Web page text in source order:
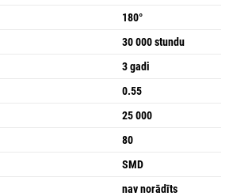
180°
30 000 stundu
3 gadi
0.55
25 000
80
SMD
nav norādīts